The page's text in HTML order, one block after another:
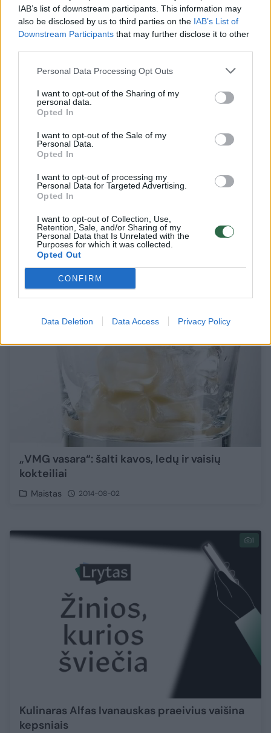
IAB’s list of downstream participants. This information may
also be disclosed by us to third parties on the IAB’s List of
Downstream Participants that may further disclose it to other
Personal Data Processing Opt Outs
I want to opt-out of the Sharing of my
personal data.
Opted In
I want to opt-out of the Sale of my
Personal Data.
Opted In
I want to opt-out of processing my
Personal Data for Targeted Advertising.
Opted In
I want to opt-out of Collection, Use,
Retention, Sale, and/or Sharing of my
Personal Data that Is Unrelated with the
Purposes for which it was collected.
Opted Out
CONFIRM
Data Deletion Data Access Privacy Policy
Maistas 2014-08-24
„VMG vasara“: mėsainis su grilyje keptomis
dešrelėmis
Žinios 2014-08-22
„VMG vasara“: šalti kavos, ledų ir vaisių
kokteiliai
Maistas 2014-08-02
1
Kulinaras Alfas Ivanauskas praeivius vaišina
kepsniais